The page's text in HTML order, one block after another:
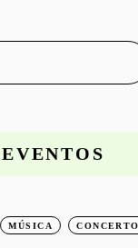
MÚSICA